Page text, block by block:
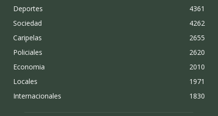
Deportes
4361
Sociedad
4262
Caripelas
2655
Policiales
2620
Economia
2010
Locales
1971
Internacionales
1830